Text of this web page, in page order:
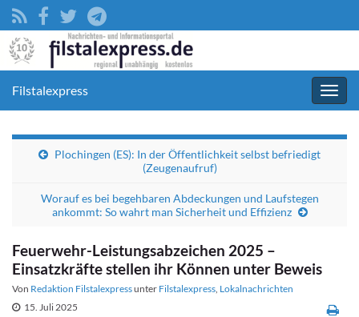
Filstalexpress
Plochingen (ES): In der Öffentlichkeit selbst befriedigt
(Zeugenaufruf)
Worauf es bei begehbaren Abdeckungen und Laufstegen
ankommt: So wahrt man Sicherheit und Effizienz
Feuerwehr-Leistungsabzeichen 2025 –
Einsatzkräfte stellen ihr Können unter Beweis
Von Redaktion Filstalexpressunter Filstalexpress, Lokalnachrichten
15. Juli 2025